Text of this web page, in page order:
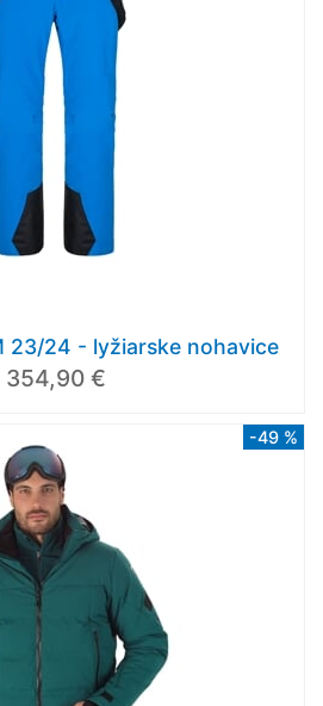
23/24 - lyžiarske nohavice
354,90 €
-49 %